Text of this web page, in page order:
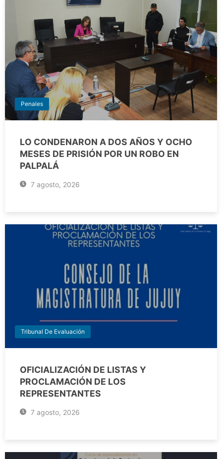
Penales
LO CONDENARON A DOS AÑOS Y OCHO
MESES DE PRISIÓN POR UN ROBO EN
PALPALÁ
7 agosto, 2026
Tribunal De Evaluación
OFICIALIZACIÓN DE LISTAS Y
PROCLAMACIÓN DE LOS
REPRESENTANTES
7 agosto, 2026